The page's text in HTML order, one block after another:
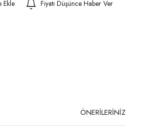
Fiyatı Düşünce Haber Ver
ÖNERİLERİNİZ